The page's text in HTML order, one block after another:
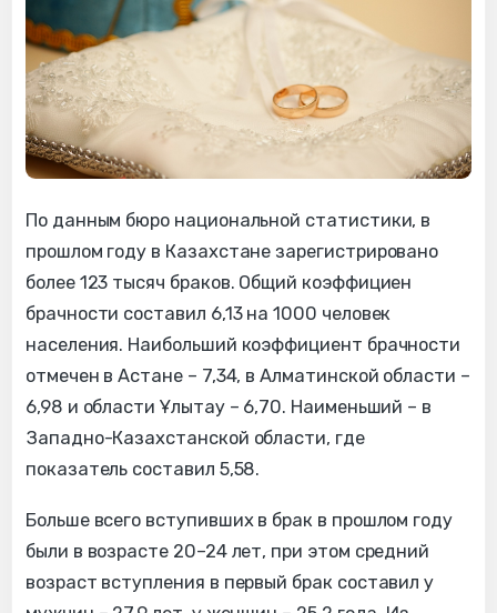
По данным бюро национальной статистики, в
прошлом году в Казахстане зарегистрировано
более 123 тысяч браков. Общий коэффициен
брачности составил 6,13 на 1000 человек
населения. Наибольший коэффициент брачности
отмечен в Астане – 7,34, в Алматинской области –
6,98 и области Ұлытау – 6,70. Наименьший – в
Западно-Казахстанской области, где
показатель составил 5,58.
Больше всего вступивших в брак в прошлом году
были в возрасте 20–24 лет, при этом средний
возраст вступления в первый брак составил у